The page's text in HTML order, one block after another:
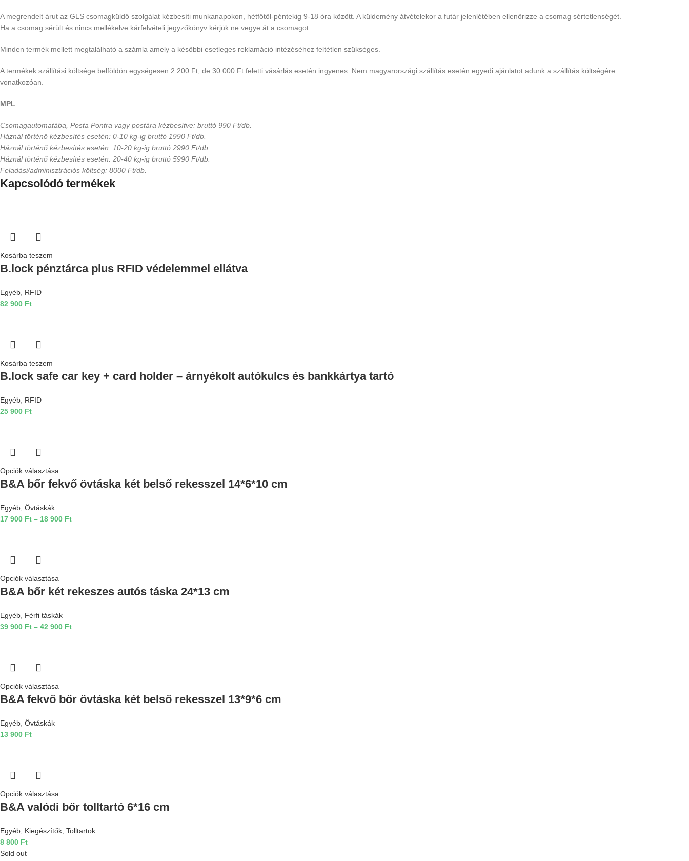
A megrendelt árut az GLS csomagküldő szolgálat kézbesíti munkanapokon, hétfőtől-péntekig 9-18 óra között. A küldemény átvételekor a futár jelenlétében ellenőrizze a csomag sértetlenségét.
Ha a csomag sérült és nincs mellékelve kárfelvételi jegyzőkönyv kérjük ne vegye át a csomagot.
Minden termék mellett megtalálható a számla amely a későbbi esetleges reklamáció intézéséhez feltétlen szükséges.
A termékek szállítási költsége belföldön egységesen 2 200 Ft, de 30.000 Ft feletti vásárlás esetén ingyenes. Nem magyarországi szállítás esetén egyedi ajánlatot adunk a szállítás költségére
vonatkozóan.
MPL
Csomagautomatába, Posta Pontra vagy postára kézbesítve: bruttó 990 Ft/db.
Háznál történő kézbesítés esetén: 0-10 kg-ig bruttó 1990 Ft/db.
Háznál történő kézbesítés esetén: 10-20 kg-ig bruttó 2990 Ft/db.
Háznál történő kézbesítés esetén: 20-40 kg-ig bruttó 5990 Ft/db.
Feladási/adminisztrációs költség: 8000 Ft/db.
Kapcsolódó termékek
Kosárba teszem
B.lock pénztárca plus RFID védelemmel ellátva
Egyéb, RFID
82 900 Ft
Kosárba teszem
B.lock safe car key + card holder – árnyékolt autókulcs és bankkártya tartó
Egyéb, RFID
25 900 Ft
Opciók választása
B&A bőr fekvő övtáska két belső rekesszel 14*6*10 cm
Egyéb, Övtáskák
17 900 Ft – 18 900 Ft
Opciók választása
B&A bőr két rekeszes autós táska 24*13 cm
Egyéb, Férfi táskák
39 900 Ft – 42 900 Ft
Opciók választása
B&A fekvő bőr övtáska két belső rekesszel 13*9*6 cm
Egyéb, Övtáskák
13 900 Ft
Opciók választása
B&A valódi bőr tolltartó 6*16 cm
Egyéb, Kiegészítők, Tolltartok
8 800 Ft
Sold out